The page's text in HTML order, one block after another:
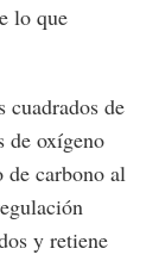
lo que
cuadrados de
de oxígeno
de carbono al
y retiene